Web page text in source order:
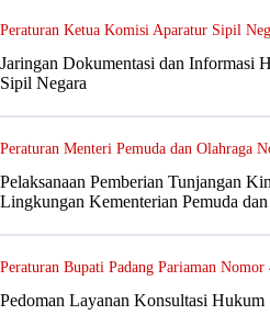
Peraturan Ketua Komisi Aparatur Sipil
Jaringan Dokumentasi dan Informasi
Sipil Negara
Peraturan Menteri Pemuda dan Olahraga
Pelaksanaan Pemberian Tunjangan
Lingkungan Kementerian Pemuda
Peraturan Bupati Padang Pariaman Nomor
Pedoman Layanan Konsultasi Hukum